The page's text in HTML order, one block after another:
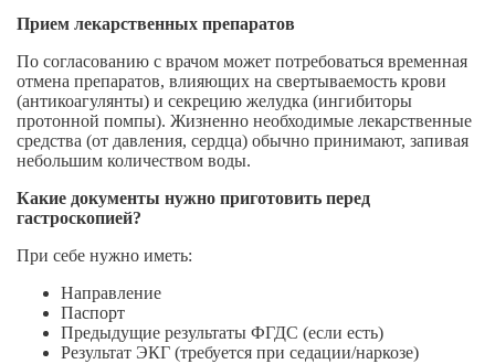
Прием лекарственных препаратов
По согласованию с врачом может потребоваться временная
отмена препаратов, влияющих на свертываемость крови
(антикоагулянты) и секрецию желудка (ингибиторы
протонной помпы). Жизненно необходимые лекарственные
средства (от давления, сердца) обычно принимают, запивая
небольшим количеством воды.
Какие документы нужно приготовить перед
гастроскопией?
При себе нужно иметь:
Направление
Паспорт
Предыдущие результаты ФГДС (если есть)
Результат ЭКГ (требуется при седации/наркозе)